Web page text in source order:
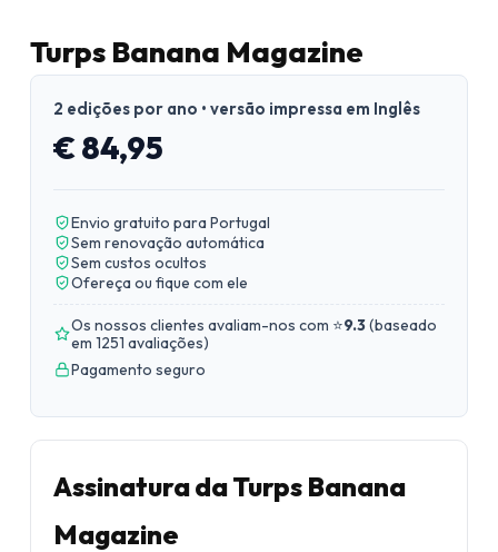
Turps Banana Magazine
2 edições por ano • versão impressa em Inglês
€ 84,95
Envio gratuito para Portugal
Sem renovação automática
Sem custos ocultos
Ofereça ou fique com ele
Os nossos clientes avaliam-nos com ⭐9.3(baseado
em 1251 avaliações)
Pagamento seguro
Assinatura da Turps Banana
Magazine